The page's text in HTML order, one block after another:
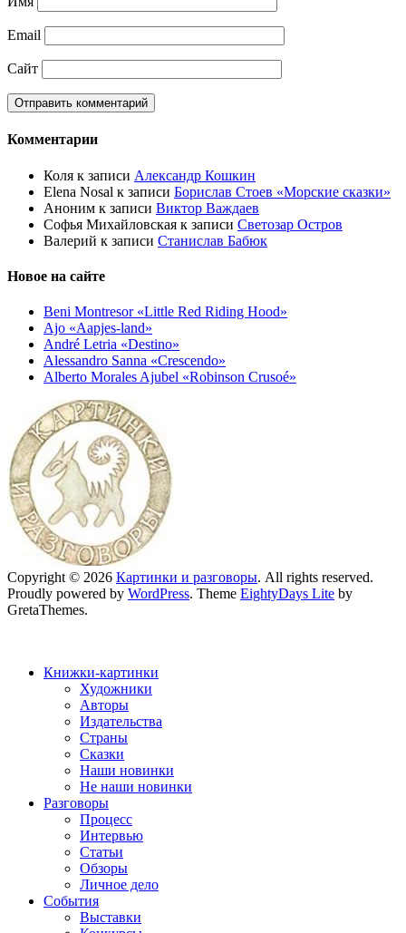
Email
Сайт
Комментарии
Коля к записи Александр Кошкин
Elena Nosal к записи Борислав Стоев «Морские сказки»
Аноним к записи Виктор Важдаев
Софья Михайловская к записи Светозар Остров
Валерий к записи Станислав Бабюк
Новое на сайте
Beni Montresor «Little Red Riding Hood»
Ajo «Aapjes-land»
André Letria «Destino»
Alessandro Sanna «Crescendo»
Alberto Morales Ajubel «Robinson Crusoé»
Copyright © 2026 Картинки и разговоры. All rights reserved.
Proudly powered by WordPress. Theme EightyDays Lite by
GretaThemes.
Книжки-картинки
Художники
Авторы
Издательства
Страны
Сказки
Наши новинки
Не наши новинки
Разговоры
Процесс
Интервью
Статьи
Обзоры
Личное дело
События
Выставки